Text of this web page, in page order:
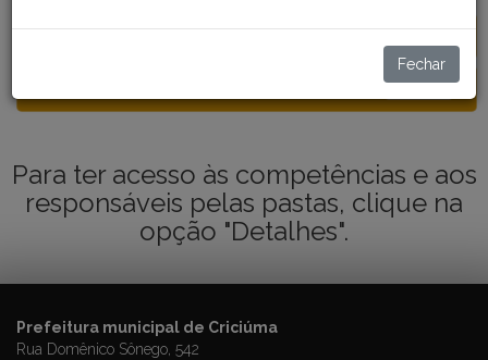
Detalhes
Fechar
Para ter acesso às competências e aos
responsáveis pelas pastas, clique na
opção "Detalhes".
Prefeitura municipal de Criciúma
Rua Domênico Sônego, 542